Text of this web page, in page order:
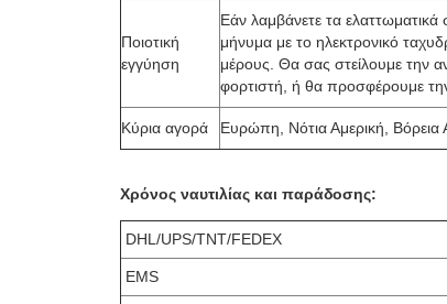
Ποιοτική
εγγύηση
Εάν λαμβάνετε τα ελαττωματικά
μήνυμα με το ηλεκτρονικό
μέρους. Θα σας στείλουμε την
φορτιστή, ή θα προσφέρουμε
Κύρια αγορά Ευρώπη, Νότια Αμερική, Βόρεια
Χρόνος ναυτιλίας και παράδοσης:
DHL/UPS/TNT/FEDEX
EMS